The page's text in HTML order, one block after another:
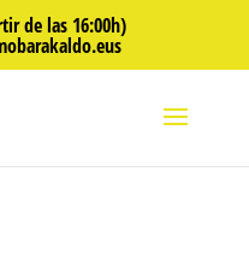
de las 16:00h)